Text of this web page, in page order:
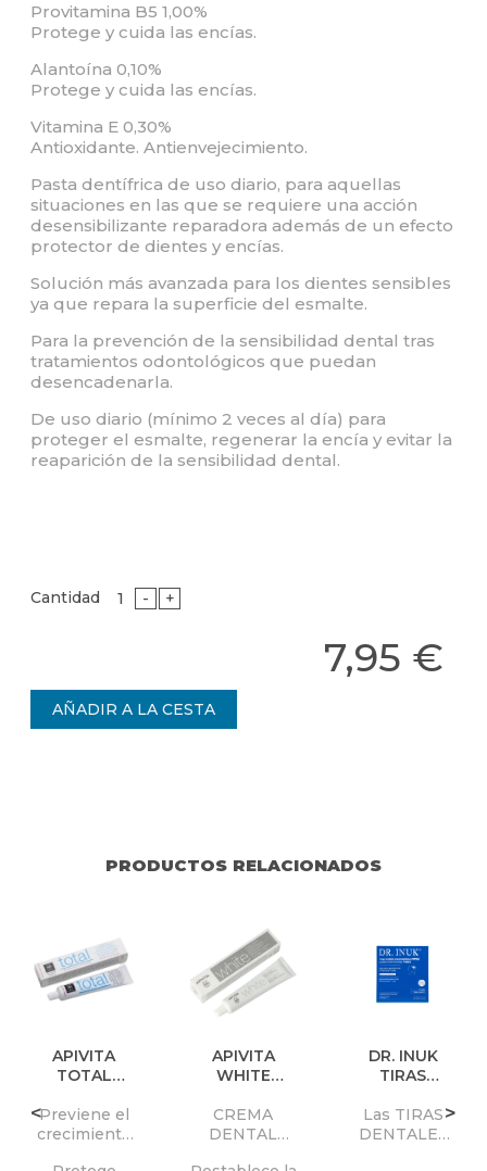
Provitamina B5 1,00%
Protege y cuida las encías.
Alantoína 0,10%
Protege y cuida las encías.
Vitamina E 0,30%
Antioxidante. Antienvejecimiento.
Pasta dentífrica de uso diario, para aquellas
situaciones en las que se requiere una acción
desensibilizante reparadora además de un efecto
protector de dientes y encías.
Solución más avanzada para los dientes sensibles
ya que repara la superficie del esmalte.
Para la prevención de la sensibilidad dental tras
tratamientos odontológicos que puedan
desencadenarla.
De uso diario (mínimo 2 veces al día) para
proteger el esmalte, regenerar la encía y evitar la
reaparición de la sensibilidad dental.
Cantidad - +
7,95 €
PRODUCTOS RELACIONADOS
APIVITA
TOTAL
DENTAL
Previene el
crecimiento
APIVITA
WHITE
DENTAL
CREMA
DENTAL
DR. INUK
TIRAS
BLANQUEAD
ORAS FORTE
Las TIRAS
DENTALES
< >